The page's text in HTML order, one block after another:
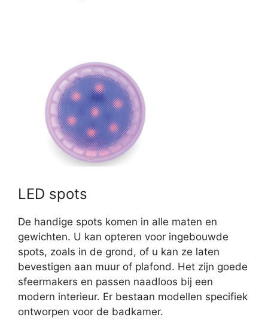
LED spots
De handige spots komen in alle maten en
gewichten. U kan opteren voor ingebouwde
spots, zoals in de grond, of u kan ze laten
bevestigen aan muur of plafond. Het zijn goede
sfeermakers en passen naadloos bij een
modern interieur. Er bestaan modellen specifiek
ontworpen voor de badkamer.